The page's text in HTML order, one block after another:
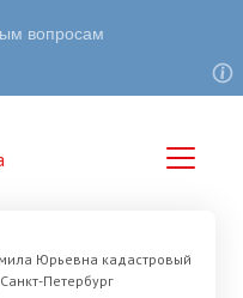
Юрьевна кадастровый
Петербург